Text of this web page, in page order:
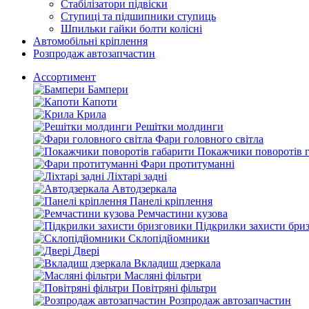
Стабілізатори підвіски
Ступиці та підшипники ступиць
Шпильки гайки болти колісні
Автомобільні кріплення
Розпродаж автозапчастин
Ассортимент
Бампери
Капоти
Крила
Решітки молдинги
Фари головного світла
Покажчики поворотів
Фари протитуманні
Ліхтарі задні
Автодзеркала
Панелі кріплення
Ремчастини кузова
Підкрилки захисти
Склопідйомники
Двері
Вкладиш дзеркала
Масляні фільтри
Повітряні фільтри
Розпродаж автозапчастин